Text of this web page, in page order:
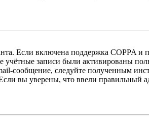
Если включена поддержка COPPA и
записи были активированы
сообщение, следуйте полученным
вы уверены, что ввели правильный